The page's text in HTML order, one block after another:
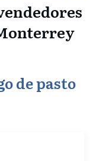
de pasto